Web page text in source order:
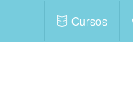
Cursos